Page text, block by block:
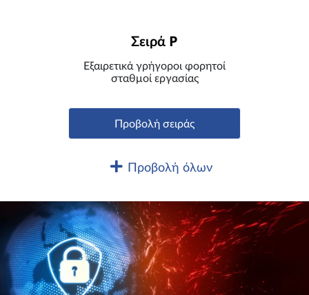
Σειρά P
Εξαιρετικά γρήγοροι φορητοί
σταθμοί εργασίας
Προβολή σειράς
Προβολή όλων